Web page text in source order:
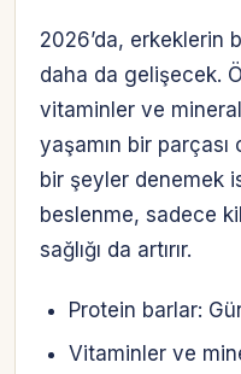
2026’da, erkeklerin
daha da gelişecek.
vitaminler ve
yaşamın bir
bir şeyler denemek
beslenme, sadece
sağlığı da artırır.
Protein barlar:
Vitaminler ve